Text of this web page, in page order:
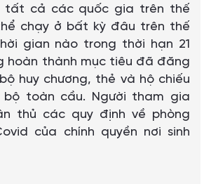
tất cả các quốc gia trên thế
chạy ở bất kỳ đâu trên thế
gian nào trong thời hạn 21
hoàn thành mục tiêu đã đăng
huy chương, thẻ và hộ chiếu
toàn cầu. Người tham gia
thủ các quy định về phòng
của chính quyền nơi sinh